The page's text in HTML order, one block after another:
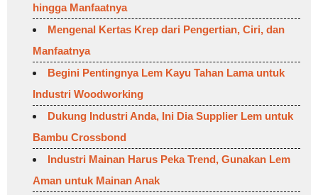
hingga Manfaatnya
Mengenal Kertas Krep dari Pengertian, Ciri, dan
Manfaatnya
Begini Pentingnya Lem Kayu Tahan Lama untuk
Industri Woodworking
Dukung Industri Anda, Ini Dia Supplier Lem untuk
Bambu Crossbond
Industri Mainan Harus Peka Trend, Gunakan Lem
Aman untuk Mainan Anak